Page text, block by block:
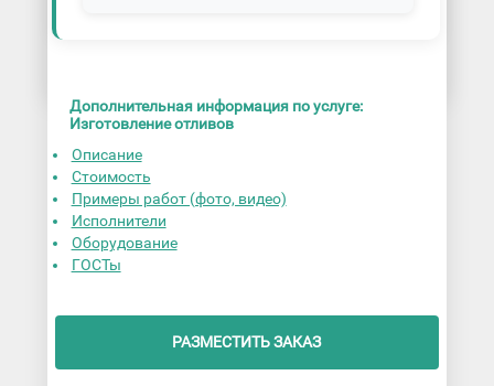
Дополнительная информация по услуге:
Изготовление отливов
Описание
Стоимость
Примеры работ (фото, видео)
Исполнители
Оборудование
ГОСТы
РАЗМЕСТИТЬ ЗАКАЗ